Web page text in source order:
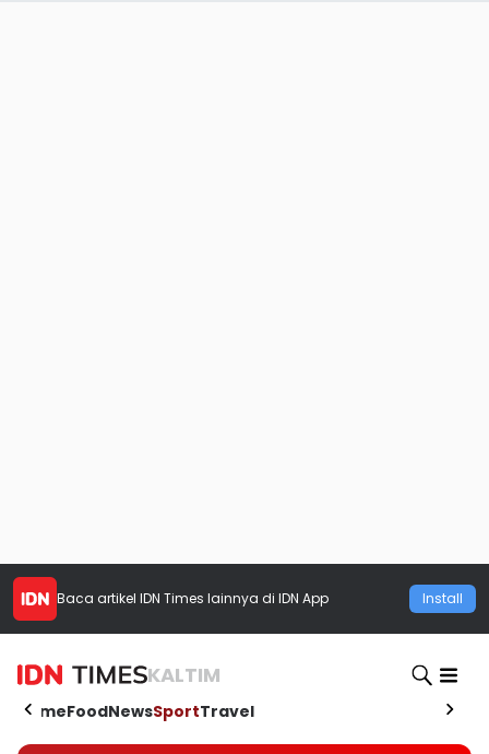
Baca artikel IDN Times lainnya di IDN App Install
KALTIM
HomeFoodNewsSportTravel